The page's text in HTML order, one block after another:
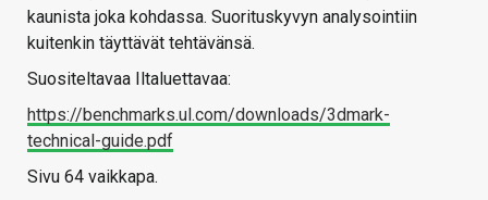
kaunista joka kohdassa. Suorituskyvyn analysointiin
kuitenkin täyttävät tehtävänsä.
Suositeltavaa Iltaluettavaa:
https://benchmarks.ul.com/downloads/3dmark-
technical-guide.pdf
Sivu 64 vaikkapa.